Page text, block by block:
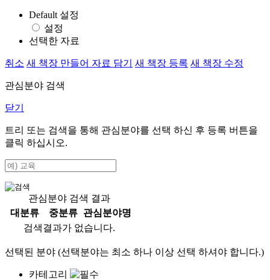
Default 설정
설정
선택한 자료
취소 새 책장 만들어 자료 담기 새 책장 등록 새 책장 수정
관심분야 검색
닫기
트리 또는 검색을 통해 관심분야를 선택 하신 후 등록 버튼을
클릭 하십시오.
관심분야 검색 결과
대분류
중분류
관심분야명
검색결과가 없습니다.
선택된 분야 (선택분야는 최소 하나 이상 선택 하셔야 합니다.)
카테고리